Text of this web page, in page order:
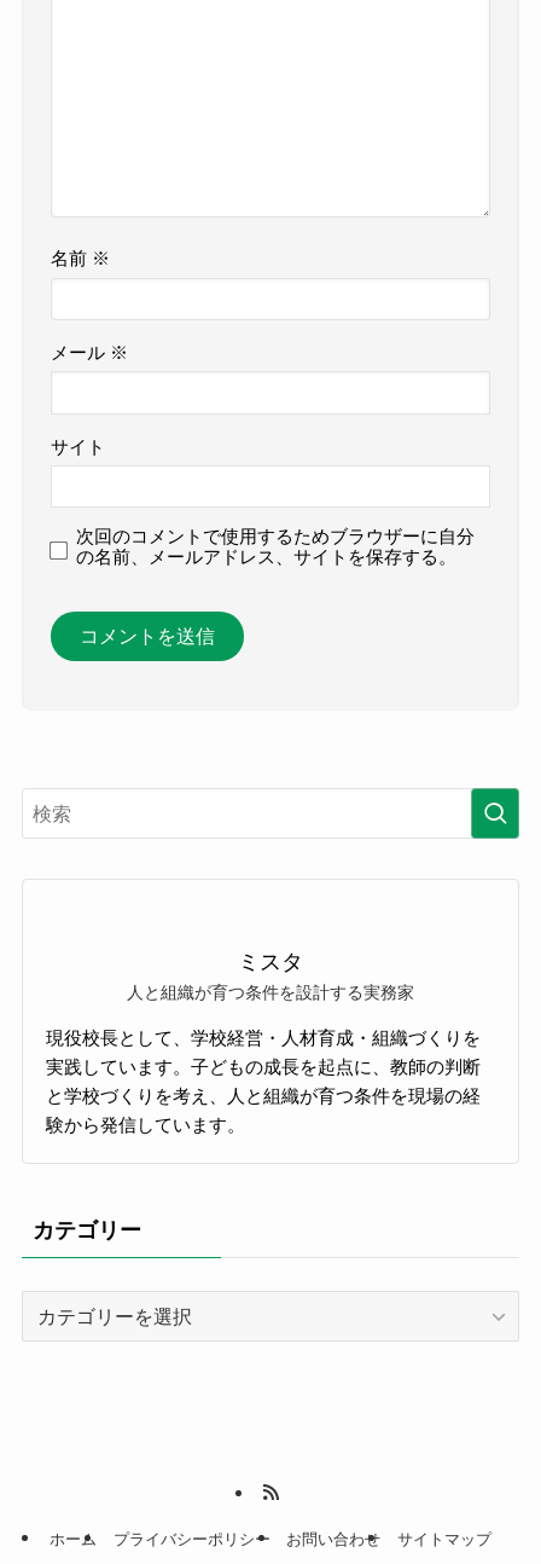
名前 ※
メール ※
サイト
次回のコメントで使用するためブラウザーに自分
の名前、メールアドレス、サイトを保存する。
ミスタ
人と組織が育つ条件を設計する実務家
現役校長として、学校経営・人材育成・組織づくりを
実践しています。子どもの成長を起点に、教師の判断
と学校づくりを考え、人と組織が育つ条件を現場の経
験から発信しています。
カテゴリー
ホーム プライバシーポリシー お問い合わせ サイトマップ